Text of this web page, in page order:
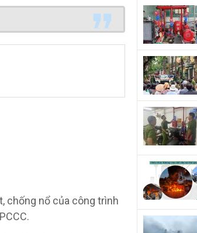
chống nổ của công trình